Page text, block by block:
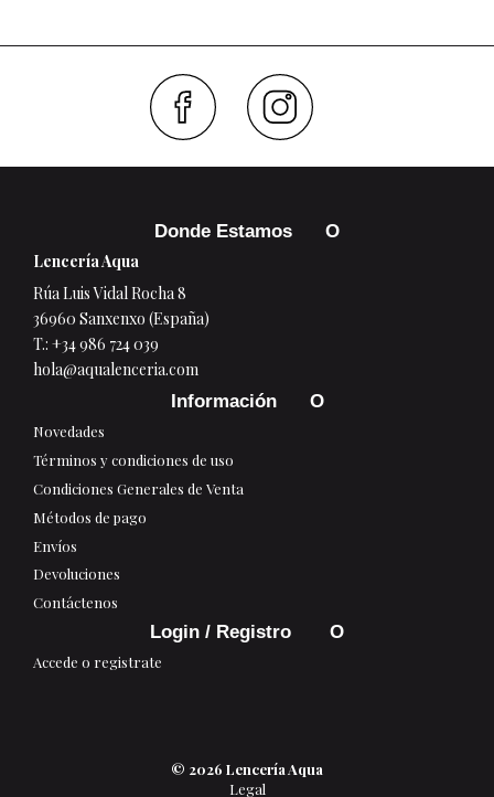
Donde Estamos
Lencería Aqua
Rúa Luis Vidal Rocha 8
36960 Sanxenxo (España)
T.: +34 986 724 039
hola@aqualenceria.com
Información
Novedades
Términos y condiciones de uso
Condiciones Generales de Venta
Métodos de pago
Envíos
Devoluciones
Contáctenos
Login / Registro
Accede o registrate
© 2026 Lencería Aqua
Legal